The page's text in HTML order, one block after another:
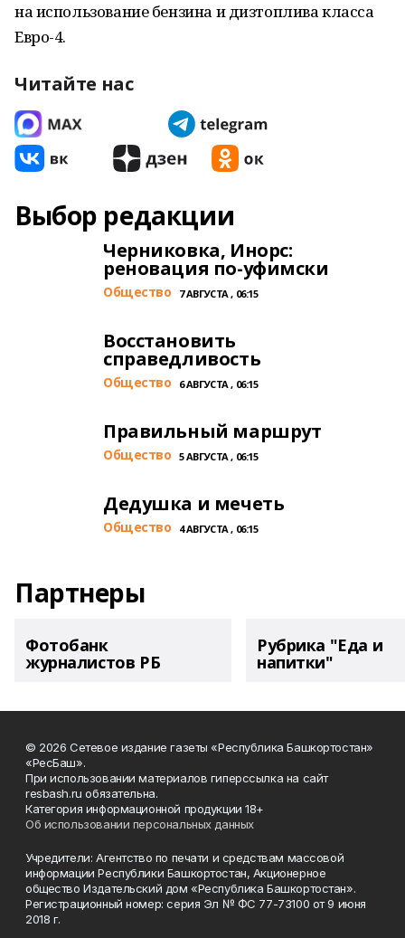
на использование бензина и дизтоплива класса
Евро-4.
Читайте нас
Выбор редакции
Черниковка, Инорс:
реновация по-уфимски
Общество 7 АВГУСТА , 06:15
Восстановить
справедливость
Общество 6 АВГУСТА , 06:15
Правильный маршрут
Общество 5 АВГУСТА , 06:15
Дедушка и мечеть
Общество 4 АВГУСТА , 06:15
Партнеры
Фотобанк
журналистов РБ
Рубрика "Еда и
напитки"
© 2026 Сетевое издание газеты «Республика Башкортостан»
«РесБаш».
При использовании материалов гиперссылка на сайт
resbash.ru обязательна.
Категория информационной продукции 18+
Об использовании персональных данных
Учредители: Агентство по печати и средствам массовой
информации Республики Башкортостан, Акционерное
общество Издательский дом «Республика Башкортостан».
Регистрационный номер: серия Эл № ФС 77-73100 от 9 июня
2018 г.